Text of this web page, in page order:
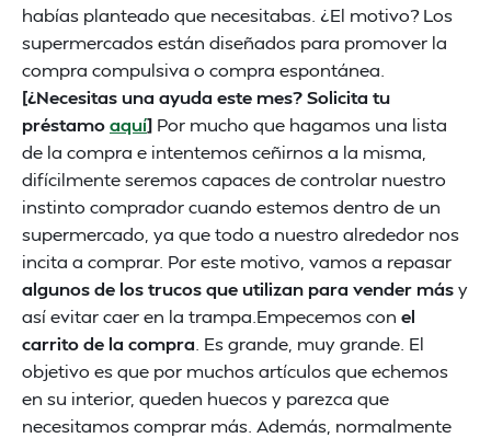
habías planteado que necesitabas. ¿El motivo? Los
supermercados están diseñados para promover la
compra compulsiva o compra espontánea.
[¿Necesitas una ayuda este mes? Solicita tu
préstamoaquí] Por mucho que hagamos una lista
de la compra e intentemos ceñirnos a la misma,
difícilmente seremos capaces de controlar nuestro
instinto comprador cuando estemos dentro de un
supermercado, ya que todo a nuestro alrededor nos
incita a comprar. Por este motivo, vamos a repasar
algunos de los trucos que utilizan para vender másy
así evitar caer en la trampa.Empecemos con el
carrito de la compra . Es grande, muy grande. El
objetivo es que por muchos artículos que echemos
en su interior, queden huecos y parezca que
necesitamos comprar más. Además, normalmente